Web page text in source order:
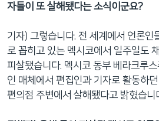
자들이 또 살해됐다는 소식이군요?
기자) 그렇습니다. 전 세계에서 언론인
로 꼽히고 있는 멕시코에서 일주일도
피살됐습니다. 멕시코 동부 베라크루
인 매체에서 편집인과 기자로 활동하
편의점 주변에서 살해됐다고 밝혔습니